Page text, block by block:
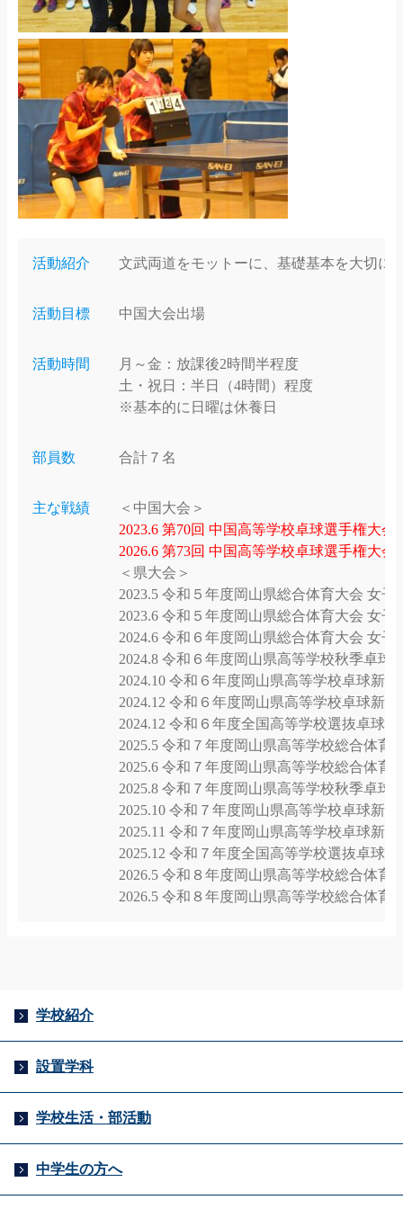
活動紹介 文武両道をモットーに、基礎基本を大切に
活動目標 中国大会出場
活動時間
月～金：放課後2時間半程度
土・祝日：半日（4時間）程度
※基本的に日曜は休養日
部員数 合計７名
主な戦績
＜中国大会＞
2023.6 第70回 中国高等学校卓球選手権大
2026.6 第73回 中国高等学校卓球選手権大会
＜県大会＞
2023.5 令和５年度岡山県総合体育大会 女子
2023.6 令和５年度岡山県総合体育大会 女子
2024.6 令和６年度岡山県総合体育大会 女子
2024.8 令和６年度岡山県高等学校秋季卓球
2024.10 令和６年度岡山県高等学校卓球新
2024.12 令和６年度岡山県高等学校卓球新
2024.12 令和６年度全国高等学校選抜卓球
2025.5 令和７年度岡山県高等学校総合体
2025.6 令和７年度岡山県高等学校総合体育
2025.8 令和７年度岡山県高等学校秋季卓球
2025.10 令和７年度岡山県高等学校卓球新
2025.11 令和７年度岡山県高等学校卓球新
2025.12 令和７年度全国高等学校選抜卓球
2026.5 令和８年度岡山県高等学校総合体
2026.5 令和８年度岡山県高等学校総合体育
学校紹介
設置学科
学校生活・部活動
中学生の方へ